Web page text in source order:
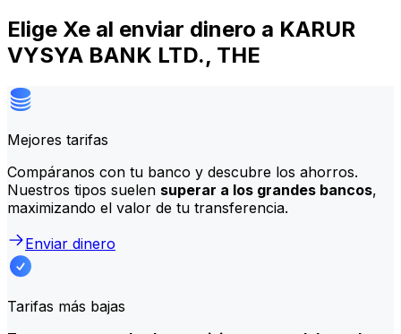
Elige Xe al enviar dinero a KARUR
VYSYA BANK LTD., THE
Mejores tarifas
Compáranos con tu banco y descubre los ahorros.
Nuestros tipos suelen superar a los grandes bancos,
maximizando el valor de tu transferencia.
Enviar dinero
Tarifas más bajas